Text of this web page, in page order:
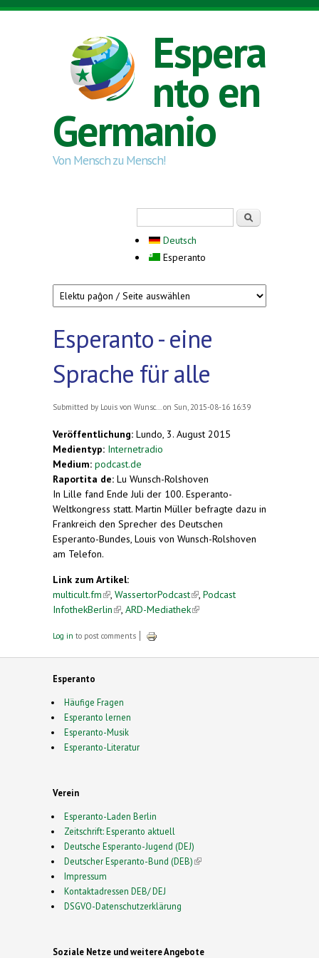
Skip to main content
Espera
nto en
Germanio
Von Mensch zu Mensch!
Deutsch
Esperanto
Esperanto - eine
Sprache für alle
Submitted by Louis von Wunsc... on Sun, 2015-08-16 16:39
Veröffentlichung: Lundo, 3. August 2015
Medientyp: Internetradio
Medium: podcast.de
Raportita de: Lu Wunsch-Rolshoven
In Lille fand Ende Juli der 100. Esperanto-
Weltkongress statt. Martin Müller befragte dazu in
Frankreich den Sprecher des Deutschen
Esperanto-Bundes, Louis von Wunsch-Rolshoven
am Telefon.
Link zum Artikel:
multicult.fm(link is external)
WassertorPodcast(link is external)
Podcast
InfothekBerlin(link is external)
ARD-Mediathek(link is external)
Log in to post comments
Esperanto
Häufige Fragen
Esperanto lernen
Esperanto-Musik
Esperanto-Literatur
Verein
Esperanto-Laden Berlin
Zeitschrift: Esperanto aktuell
Deutsche Esperanto-Jugend (DEJ)
Deutscher Esperanto-Bund (DEB)(link is external)
Impressum
Kontaktadressen DEB/ DEJ
DSGVO-Datenschutzerklärung
Soziale Netze und weitere Angebote